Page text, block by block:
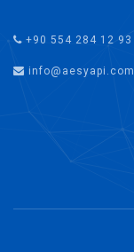
+90 554 284 12 93
info@aesyapi.com